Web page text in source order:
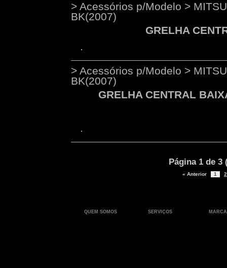
> Acessórios p/Modelo >
BK(2007)
GRELHA
> Acessórios p/Modelo >
BK(2007)
GRELHA CENTRAL
Página 1 de
« Anterior 1 2
QUEM SOMOS SERVIÇOS